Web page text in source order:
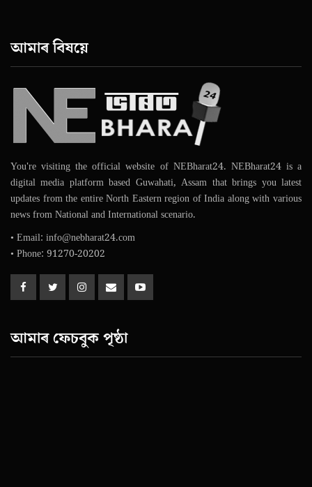
আমাৰ বিষয়ে
You're visiting the official website of NEBharat24. NEBharat24 is a
digital media platform based Guwahati, Assam that brings you latest
updates from the entire North Eastern region of India along with various
news from National and International scenario.
• Email: info@nebharat24.com
• Phone: 91270-20202
আমাৰ ফেচবুক পৃষ্ঠা